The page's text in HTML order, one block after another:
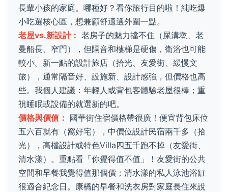
長輩小孩的家庭。哪種好？看你旅行目的啦！純吃爆
小吃選核心區，想兼顧舒適選外圍一點。
老屋vs.新設計： 老房子的魅力擋不住（屎溝墘、老
曼船長、窄門），但隔音和樓梯是硬傷，衛浴也可能
較小。新一點的設計旅店（拾光、友愛街、緩慢文
旅），通常隔音好、設施新、設計感強，但價格也高
些。我個人建議：年輕人或背包客體驗老屋很棒；重
視睡眠或設備的就選新的吧。
價格與價值： 國華街住宿價格帶很廣！便宜背包床位
五六百就有（窩好宅），中價位設計民宿兩千多（拾
光），高檔設計或特色Villa四五千跑不掉（友愛街、
清水漾）。重點看「你覺得值不值」！友愛街的公共
空間和早餐我覺得值那個價；清水漾的私人泳池浴缸
很適合紀念日。康橋的早餐和洗衣房對家庭長住來說